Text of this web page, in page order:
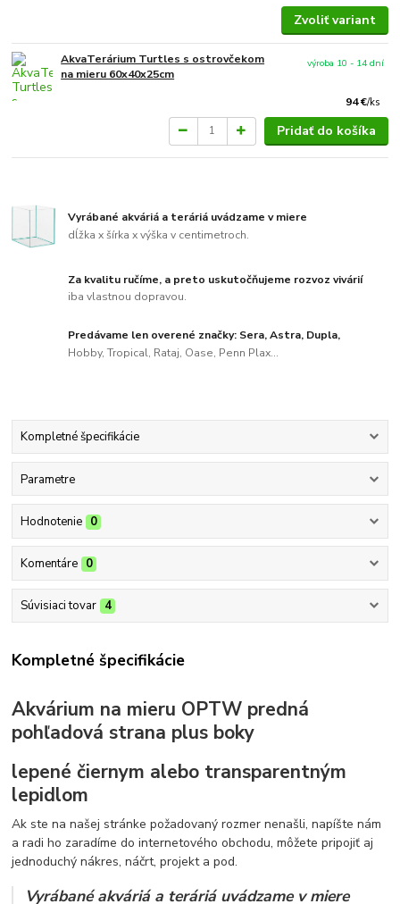
Zvoliť variant
AkvaTerárium Turtles s ostrovčekom
na mieru 60x40x25cm
94 €/ks
výroba 10 - 14 dní
Pridať do košíka
Vyrábané akváriá a teráriá uvádzame v miere
dĺžka x šírka x výška v centimetroch.
Za kvalitu ručíme, a preto uskutočňujeme rozvoz vivárií
iba vlastnou dopravou.
Predávame len overené značky: Sera, Astra, Dupla,
Hobby, Tropical, Rataj, Oase, Penn Plax...
Kompletné špecifikácie
Parametre
Hodnotenie 0
Komentáre 0
Súvisiaci tovar 4
Kompletné špecifikácie
Akvárium na mieru OPTW predná
pohľadová strana plus boky
lepené čiernym alebo transparentným
lepidlom
Ak ste na našej stránke požadovaný rozmer nenašli, napíšte nám
a radi ho zaradíme do internetového obchodu, môžete pripojiť aj
jednoduchý nákres, náčrt, projekt a pod.
Vyrábané akváriá a teráriá uvádzame v miere